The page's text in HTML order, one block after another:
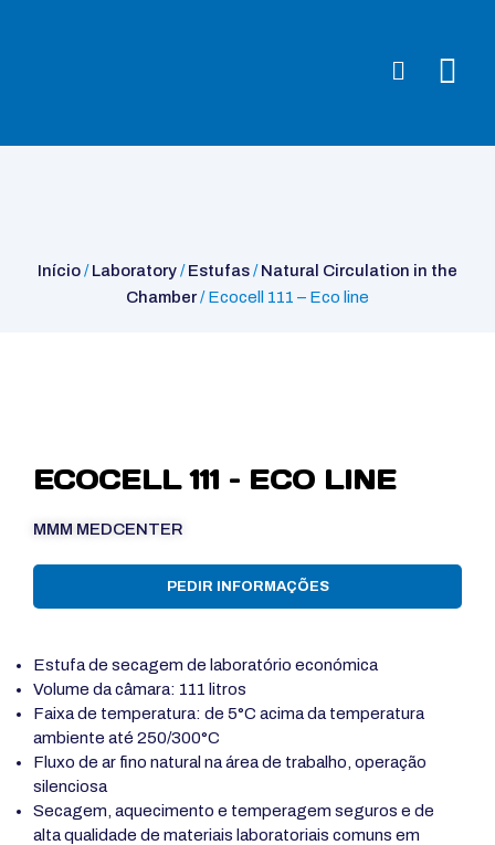
Início/Laboratory/Estufas/Natural Circulation in the
Chamber/ Ecocell 111 – Eco line
ECOCELL 111 – ECO LINE
MMM MEDCENTER
PEDIR INFORMAÇÕES
Estufa de secagem de laboratório económica
Volume da câmara: 111 litros
Faixa de temperatura: de 5°C acima da temperatura
ambiente até 250/300°C
Fluxo de ar fino natural na área de trabalho, operação
silenciosa
Secagem, aquecimento e temperagem seguros e de
alta qualidade de materiais laboratoriais comuns em